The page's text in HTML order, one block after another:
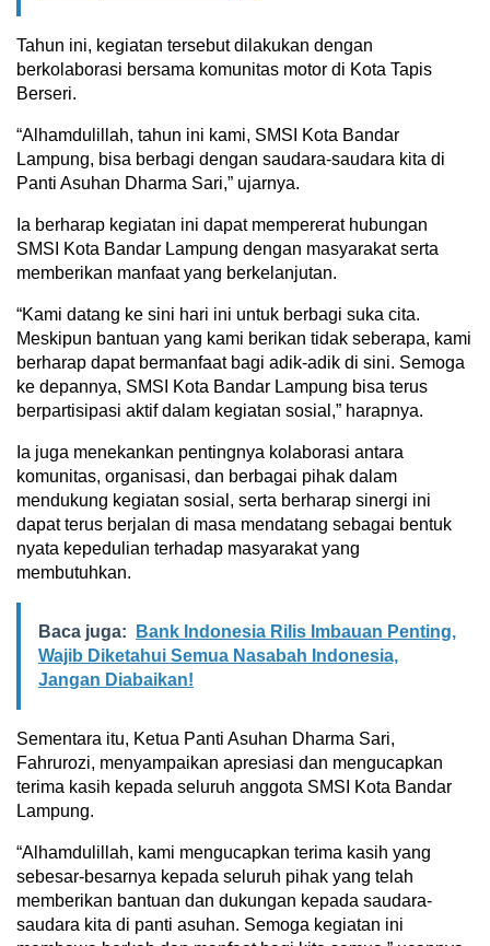
Tahun ini, kegiatan tersebut dilakukan dengan
berkolaborasi bersama komunitas motor di Kota Tapis
Berseri.
“Alhamdulillah, tahun ini kami, SMSI Kota Bandar
Lampung, bisa berbagi dengan saudara-saudara kita di
Panti Asuhan Dharma Sari,” ujarnya.
Ia berharap kegiatan ini dapat mempererat hubungan
SMSI Kota Bandar Lampung dengan masyarakat serta
memberikan manfaat yang berkelanjutan.
“Kami datang ke sini hari ini untuk berbagi suka cita.
Meskipun bantuan yang kami berikan tidak seberapa, kami
berharap dapat bermanfaat bagi adik-adik di sini. Semoga
ke depannya, SMSI Kota Bandar Lampung bisa terus
berpartisipasi aktif dalam kegiatan sosial,” harapnya.
Ia juga menekankan pentingnya kolaborasi antara
komunitas, organisasi, dan berbagai pihak dalam
mendukung kegiatan sosial, serta berharap sinergi ini
dapat terus berjalan di masa mendatang sebagai bentuk
nyata kepedulian terhadap masyarakat yang
membutuhkan.
Baca juga:
Bank Indonesia Rilis Imbauan Penting,
Wajib Diketahui Semua Nasabah Indonesia,
Jangan Diabaikan!
Sementara itu, Ketua Panti Asuhan Dharma Sari,
Fahrurozi, menyampaikan apresiasi dan mengucapkan
terima kasih kepada seluruh anggota SMSI Kota Bandar
Lampung.
“Alhamdulillah, kami mengucapkan terima kasih yang
sebesar-besarnya kepada seluruh pihak yang telah
memberikan bantuan dan dukungan kepada saudara-
saudara kita di panti asuhan. Semoga kegiatan ini